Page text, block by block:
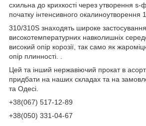
схильна до крихкості через утворення s-
початку інтенсивного окалиноутворення
310/310S знаходять широке застосування
високотемпературних навколишніх
високий опір корозії, так само як
опір плинності.
Цей та інший нержавіючий прокат в
придбати на наших складах та на
та Одесі.
+38(067) 517-12-89
+38(050) 331-04-67